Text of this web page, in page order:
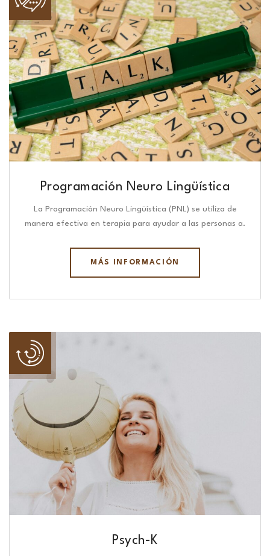
Programación Neuro Lingüística​
La Programación Neuro Lingüística (PNL) se utiliza de
manera efectiva en terapia para ayudar a las personas a.
MÁS INFORMACIÓN
Psych-K